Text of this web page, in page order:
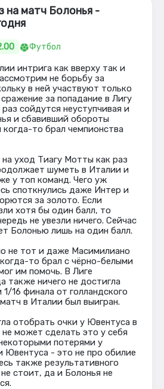
на матч Болонья -
Футбол
интрига как вверху так и
не борьбу за
в ней участвуют только
за попадание в Лигу
сойдутся неуступчивая и
и сбавивший обороты
то брал чемпионства
уход Тиагу Мотты как раз
шуметь в Италии и
у топ команд. Чего уж
споткнулись даже Интер и
за золото. Если
хотя бы один балл, то
не увезли ничего. Сейчас
Болонью лишь на один балл.
не тот и даже Масимилиано
то брал с чёрно-белыми
им помочь. В Лиге
также ничего не достигла
16 финала от голландского
в Италии был выигран.
отобрать очки у Ювентуса в
может сделать это у себя
потерями у
Ювентуса - это не про обилие
также результативного
стоит, да и Болонья не